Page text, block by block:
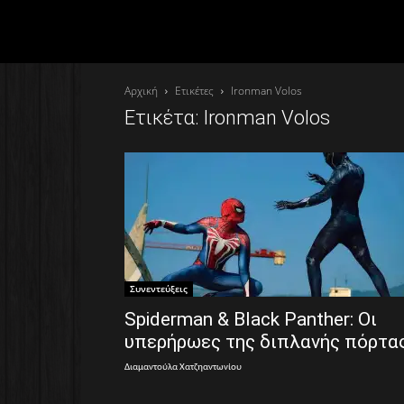
Αρχική Ετικέτες Ironman Volos
Ετικέτα: Ironman Volos
Συνεντεύξεις
Spiderman & Black Panther: Οι
υπερήρωες της διπλανής
Διαμαντούλα Χατζηαντωνίου